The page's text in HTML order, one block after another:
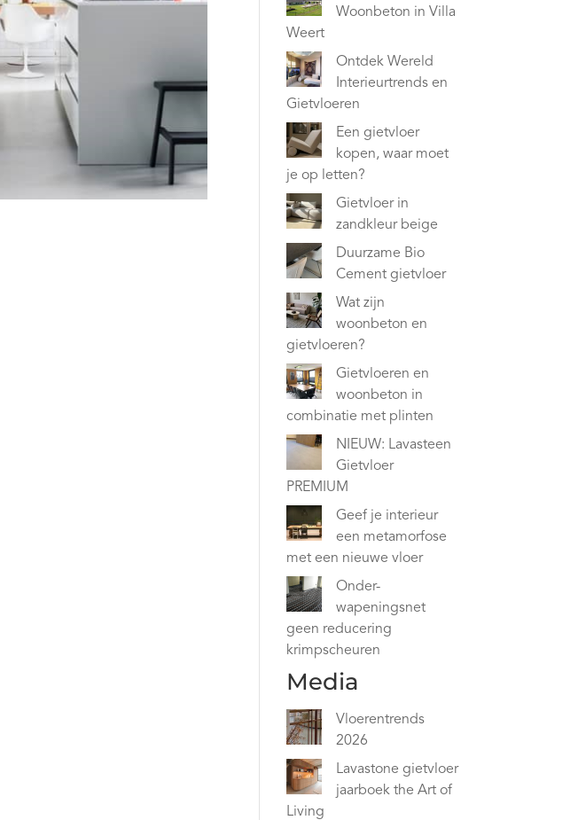
Woonbeton in Villa
Weert
Ontdek Wereld
Interieurtrends en
Gietvloeren
Een gietvloer
kopen, waar moet
je op letten?
Gietvloer in
zandkleur beige
Duurzame Bio
Cement gietvloer
Wat zijn
woonbeton en
gietvloeren?
Gietvloeren en
woonbeton in
combinatie met plinten
NIEUW: Lavasteen
Gietvloer
PREMIUM
Geef je interieur
een metamorfose
met een nieuwe vloer
Onder-
wapeningsnet
geen reducering
krimpscheuren
Media
Vloerentrends
2026
Lavastone gietvloer
jaarboek the Art of
Living